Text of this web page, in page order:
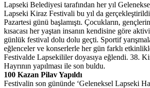
Lapseki Belediyesi tarafından her yıl
Lapseki Kiraz Festivali bu yıl da
Pazartesi günü başlamıştı. Çocukların,
kısacası her yaştan insanın kendisine göre
günlük festival dolu dolu geçti. Sportif
eğlenceler ve konserlerle her gün farklı
Festivalde Lapsekililer doyasıya eğlendi. 38.
Hayrının yapılması ile son buldu.
100 Kazan Pilav Yapıldı
Festivalin son gününde ‘Geleneksel Lapseki